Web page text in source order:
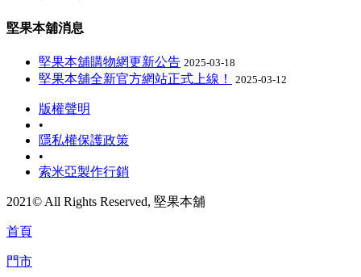
堅果本舖消息
堅果本舖購物網更新公告 2025-03-18
堅果本舖全新官方網站正式上線！ 2025-03-12
版權聲明
•
隱私權保護政策
•
索米亞製作行銷
2021© All Rights Reserved, 堅果本舖
首頁
門市